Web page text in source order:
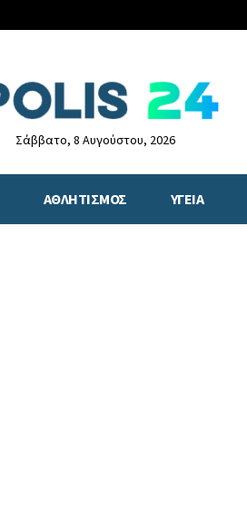
Σάββατο, 8 Αυγούστου, 2026
ΑΘΛΗΤΙΣΜΟΣ ΥΓΕΙΑ